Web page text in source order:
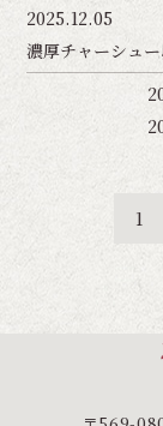
2025.12.05
濃厚チャーシュ
1